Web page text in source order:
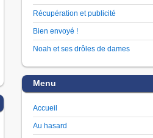
Récupération et publicité
Bien envoyé !
Noah et ses drôles de dames
Menu
Accueil
Au hasard